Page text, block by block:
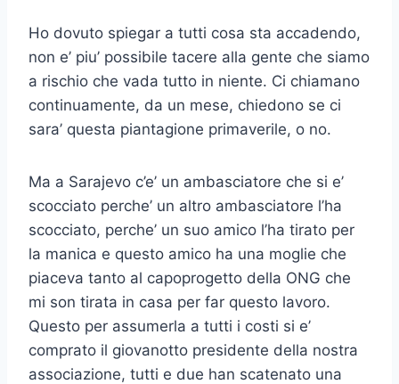
Ho dovuto spiegar a tutti cosa sta accadendo,
non e’ piu’ possibile tacere alla gente che siamo
a rischio che vada tutto in niente. Ci chiamano
continuamente, da un mese, chiedono se ci
sara’ questa piantagione primaverile, o no.
Ma a Sarajevo c’e’ un ambasciatore che si e’
scocciato perche’ un altro ambasciatore l’ha
scocciato, perche’ un suo amico l’ha tirato per
la manica e questo amico ha una moglie che
piaceva tanto al capoprogetto della ONG che
mi son tirata in casa per far questo lavoro.
Questo per assumerla a tutti i costi si e’
comprato il giovanotto presidente della nostra
associazione, tutti e due han scatenato una